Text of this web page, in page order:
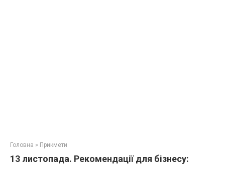
Головна » Прикмети
13 листопада. Рекомендації для бізнесу: